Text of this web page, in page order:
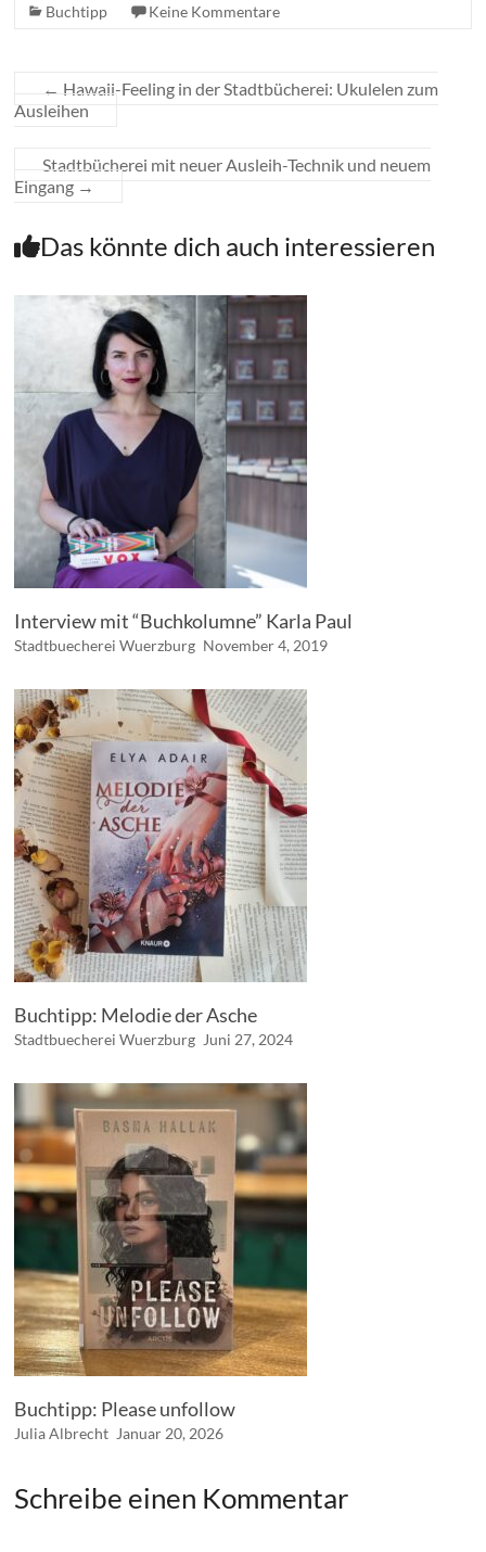
Buchtipp
Keine Kommentare
← Hawaii-Feeling in der Stadtbücherei: Ukulelen zum
Ausleihen
Stadtbücherei mit neuer Ausleih-Technik und neuem
Eingang →
Das könnte dich auch interessieren
Interview mit “Buchkolumne” Karla Paul
Stadtbuecherei Wuerzburg November 4, 2019
Buchtipp: Melodie der Asche
Stadtbuecherei Wuerzburg Juni 27, 2024
Buchtipp: Please unfollow
Julia Albrecht Januar 20, 2026
Schreibe einen Kommentar